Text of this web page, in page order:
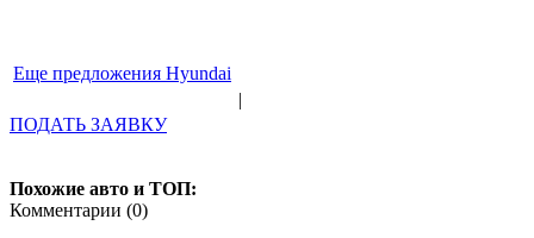
Еще предложения Hyundai
|
ПОДАТЬ ЗАЯВКУ
Похожие авто и ТОП:
Комментарии (0)